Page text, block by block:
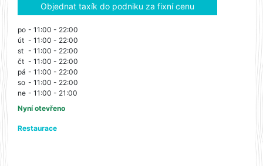
Objednat taxík do podniku za fixní cenu
po - 11:00 - 22:00
út - 11:00 - 22:00
st - 11:00 - 22:00
čt - 11:00 - 22:00
pá - 11:00 - 22:00
so - 11:00 - 22:00
ne - 11:00 - 21:00
Nyní otevřeno
Restaurace